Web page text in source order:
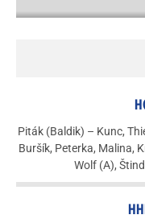
Piták (Baldik) – Kunc,
Buršík, Peterka, Malina,
Wolf (A),